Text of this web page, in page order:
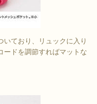
いており、リュックに入り
ードを調節すればマットな